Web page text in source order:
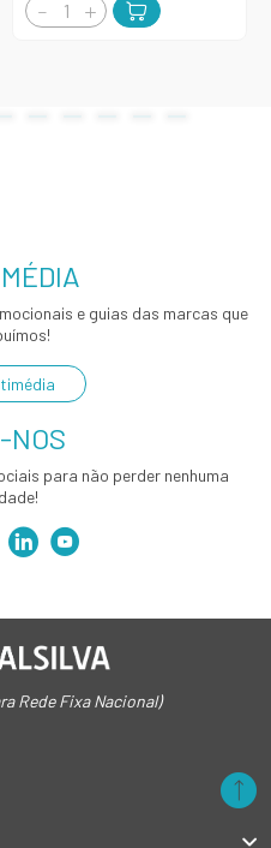
e guias das marcas que
NOS
para não perder nenhuma
Rede Fixa Nacional)